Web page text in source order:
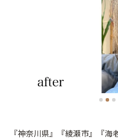
『神奈川県』『綾瀬市』『海